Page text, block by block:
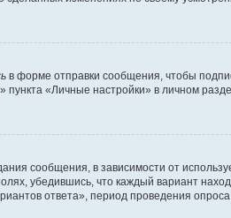
в форме отправки сообщения, чтобы
«Личные настройки» в личном
сообщения, в зависимости от
убедившись, что каждый вариант
ответа», период проведения